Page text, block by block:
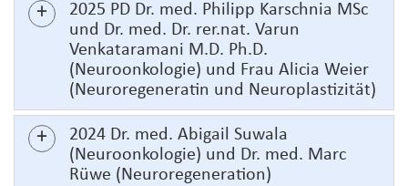
2025 PD Dr. med. Philipp Karschnia MSc
und Dr. med. Dr. rer.nat. Varun
Venkataramani M.D. Ph.D.
(Neuroonkologie) und Frau Alicia Weier
(Neuroregeneratin und Neuroplastizität)
2024 Dr. med. Abigail Suwala
(Neuroonkologie) und Dr. med. Marc
Rüwe (Neuroregeneration)